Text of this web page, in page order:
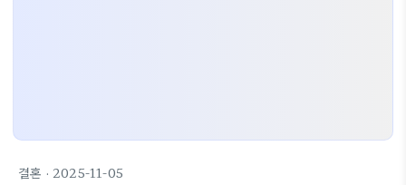
결혼 · 2025-11-05